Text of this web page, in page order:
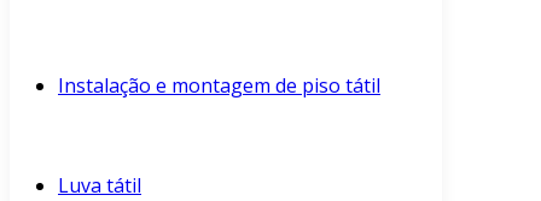
Instalação e montagem de piso tátil
Luva tátil